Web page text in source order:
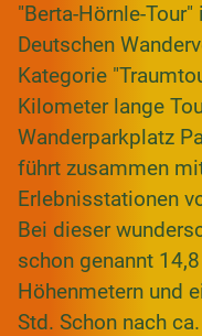
"Berta-Hörnle-
Deutschen
Kategorie
Kilometer lange
Wanderparkplatz
führt zusammen
Erlebnisstationen
Bei dieser
schon genannt
Höhenmetern und
Std. Schon nach